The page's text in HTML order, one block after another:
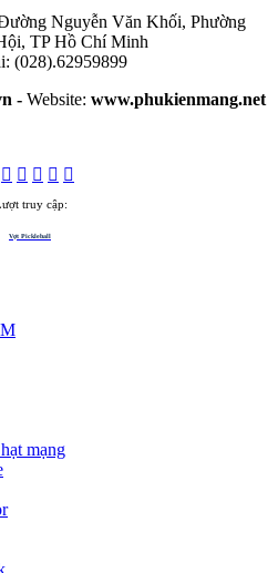
Nguyễn Văn Khối, Phường
TP Hồ Chí Minh
(028).62959899
- Website: www.phukienmang.net
truy cập:
Vợt Pickleball
mạng